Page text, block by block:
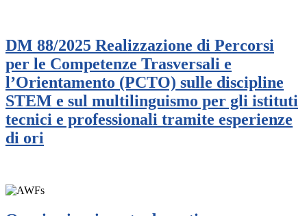
DM 88/2025 Realizzazione di Percorsi
per le Competenze Trasversali e
l’Orientamento (PCTO) sulle discipline
STEM e sul multilinguismo per gli istituti
tecnici e professionali tramite esperienze
di ori